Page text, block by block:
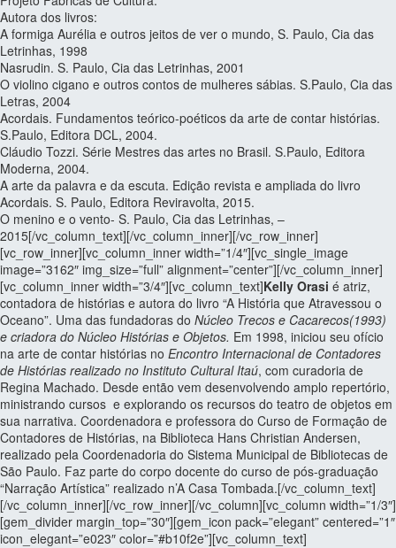
Autora dos livros:
A formiga Aurélia e outros jeitos de ver o mundo, S. Paulo, Cia das
Letrinhas, 1998
Nasrudin. S. Paulo, Cia das Letrinhas, 2001
O violino cigano e outros contos de mulheres sábias. S.Paulo, Cia das
Letras, 2004
Acordais. Fundamentos teórico-poéticos da arte de contar histórias.
S.Paulo, Editora DCL, 2004.
Cláudio Tozzi. Série Mestres das artes no Brasil. S.Paulo, Editora
Moderna, 2004.
A arte da palavra e da escuta. Edição revista e ampliada do livro
Acordais. S. Paulo, Editora Reviravolta, 2015.
O menino e o vento- S. Paulo, Cia das Letrinhas, –
2015[/vc_column_text][/vc_column_inner][/vc_row_inner]
[vc_row_inner][vc_column_inner width=”1/4″][vc_single_image
image=”3162″ img_size=”full” alignment=”center”][/vc_column_inner]
[vc_column_inner width=”3/4″][vc_column_text]Kelly Orasi é atriz,
contadora de histórias e autora do livro “A História que Atravessou o
Oceano”. Uma das fundadoras do Núcleo Trecos e Cacarecos(1993)
e criadora do Núcleo Histórias e Objetos. Em 1998, iniciou seu ofício
na arte de contar histórias no Encontro Internacional de Contadores
de Histórias realizado no Instituto Cultural Itaú, com curadoria de
Regina Machado. Desde então vem desenvolvendo amplo repertório,
ministrando cursos e explorando os recursos do teatro de objetos em
sua narrativa. Coordenadora e professora do Curso de Formação de
Contadores de Histórias, na Biblioteca Hans Christian Andersen,
realizado pela Coordenadoria do Sistema Municipal de Bibliotecas de
São Paulo. Faz parte do corpo docente do curso de pós-graduação
“Narração Artística” realizado n’A Casa Tombada.[/vc_column_text]
[/vc_column_inner][/vc_row_inner][/vc_column][vc_column width=”1/3″]
[gem_divider margin_top=”30″][gem_icon pack=”elegant” centered=”1″
icon_elegant=”e023″ color=”#b10f2e”][vc_column_text]